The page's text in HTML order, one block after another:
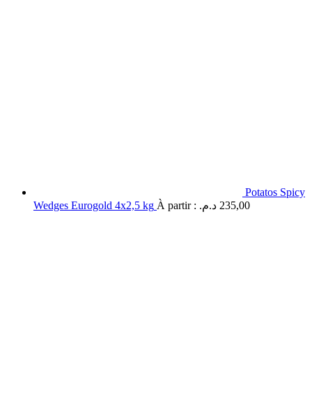
Potatos Spicy
Wedges Eurogold 4x2,5 kg À partir : 235,00 د.م.